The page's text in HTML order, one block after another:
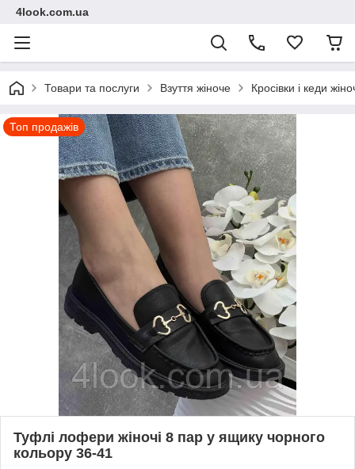
4look.com.ua
Товари та послуги Взуття жіноче Кросівки і кеди
Топ продажів
Туфлі лофери жіночі 8 пар у ящику чорного
кольору 36-41